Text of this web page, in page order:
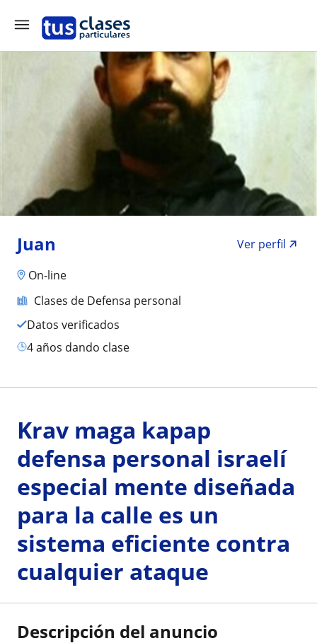
Juan
Ver perfil
On-line
Clases de Defensa personal
Datos verificados
4 años dando clase
Krav maga kapap
defensa personal israelí
especial mente diseñada
para la calle es un
sistema eficiente contra
cualquier ataque
Descripción del anuncio